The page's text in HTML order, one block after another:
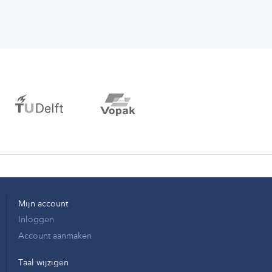
Mijn account
Inloggen
Account aanmaken
Taal wijzigen